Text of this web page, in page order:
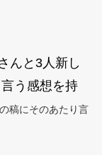
んと3人新し
う感想を持
稿にそのあたり言